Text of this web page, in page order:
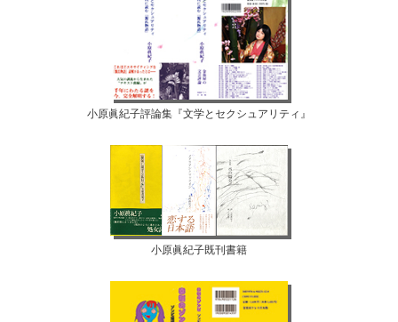
小原眞紀子評論集『文学とセクシュアリティ』
小原眞紀子既刊書籍